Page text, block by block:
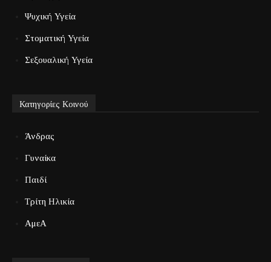
Ψυχική Υγεία
Στοματική Υγεία
Σεξουαλική Υγεία
Κατηγορίες Κοινού
Άνδρας
Γυναίκα
Παιδί
Τρίτη Ηλικία
ΑμεΑ